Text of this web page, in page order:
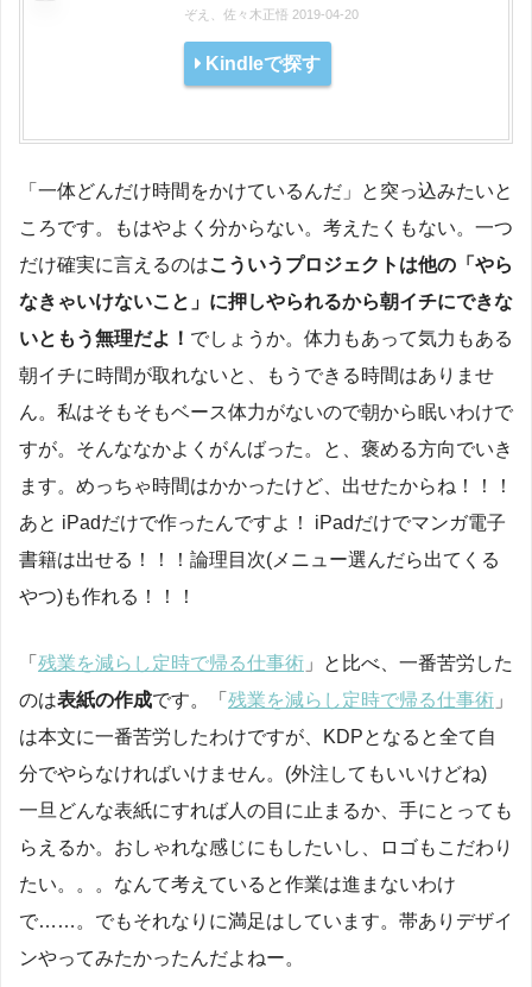
ぞえ、佐々木正悟 2019-04-20
Kindleで探す
「一体どんだけ時間をかけているんだ」と突っ込みたいと
ころです。もはやよく分からない。考えたくもない。一つ
だけ確実に言えるのはこういうプロジェクトは他の「やら
なきゃいけないこと」に押しやられるから朝イチにできな
いともう無理だよ！ でしょうか。体力もあって気力もある
朝イチに時間が取れないと、もうできる時間はありませ
ん。私はそもそもベース体力がないので朝から眠いわけで
すが。そんななかよくがんばった。と、褒める方向でいき
ます。めっちゃ時間はかかったけど、出せたからね！！！
あと iPadだけで作ったんですよ！ iPadだけでマンガ電子
書籍は出せる！！！論理目次(メニュー選んだら出てくる
やつ)も作れる！！！
「残業を減らし定時で帰る仕事術 」と比べ、一番苦労した
のは表紙の作成です。「残業を減らし定時で帰る仕事術 」
は本文に一番苦労したわけですが、KDPとなると全て自
分でやらなければいけません。(外注してもいいけどね)
一旦どんな表紙にすれば人の目に止まるか、手にとっても
らえるか。おしゃれな感じにもしたいし、ロゴもこだわり
たい。。。なんて考えていると作業は進まないわけ
で……。でもそれなりに満足はしています。帯ありデザイ
ンやってみたかったんだよねー。